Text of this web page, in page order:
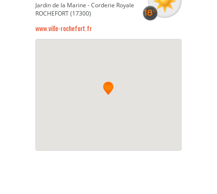
Jardin de la Marine - Corderie Royale
ROCHEFORT (17300)
www.ville-rochefort.fr